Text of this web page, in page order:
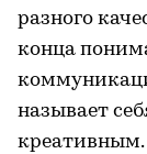
разного
конца
называет